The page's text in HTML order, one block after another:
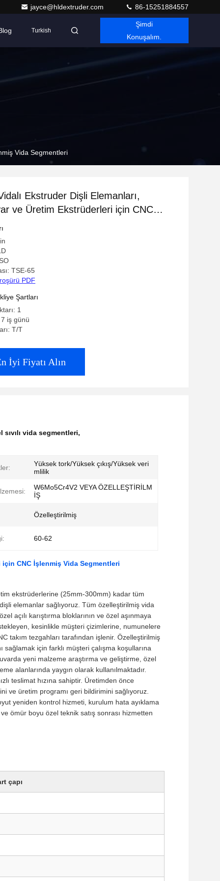
jayce@hldextruder.com 86-15251884557
Turkish
Şimdi
Konuşalım.
Vida Segmentleri
Ekstruder Dişli Elemanları,
ve Üretim Ekstrüderleri için CNC
Segmentleri
TSE-65
PDF
Şartları
1
iş günü
T/T
İyi Fiyatı Alın
vida segmentleri,
Yüksek tork/Yüksek çıkış/Yüksek veri
mlilik
W6Mo5Cr4V2 VEYA ÖZELLEŞTİRİLM
İŞ
Özelleştirilmiş
60-62
CNC İşlenmiş Vida Segmentleri
ekstrüderlerine (25mm-300mm) kadar tüm
elemanlar sağlıyoruz. Tüm özelleştirilmiş vida
açılı karıştırma bloklarının ve özel aşınmaya
kesinlikle müşteri çizimlerine, numunelere
takım tezgahları tarafından işlenir. Özelleştirilmiş
için farklı müşteri çalışma koşullarına
yeni malzeme araştırma ve geliştirme, özel
alanlarında yaygın olarak kullanılmaktadır.
teslimat hızına sahiptir. Üretimden önce
ve üretim programı geri bildirimini sağlıyoruz.
yeniden kontrol hizmeti, kurulum hata ayıklama
ömür boyu özel teknik satış sonrası hizmetten
çapı